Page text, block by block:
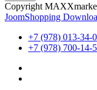
Copyright
JoomShopping
+7 (978) 013-34-
+7 (978) 700-14-